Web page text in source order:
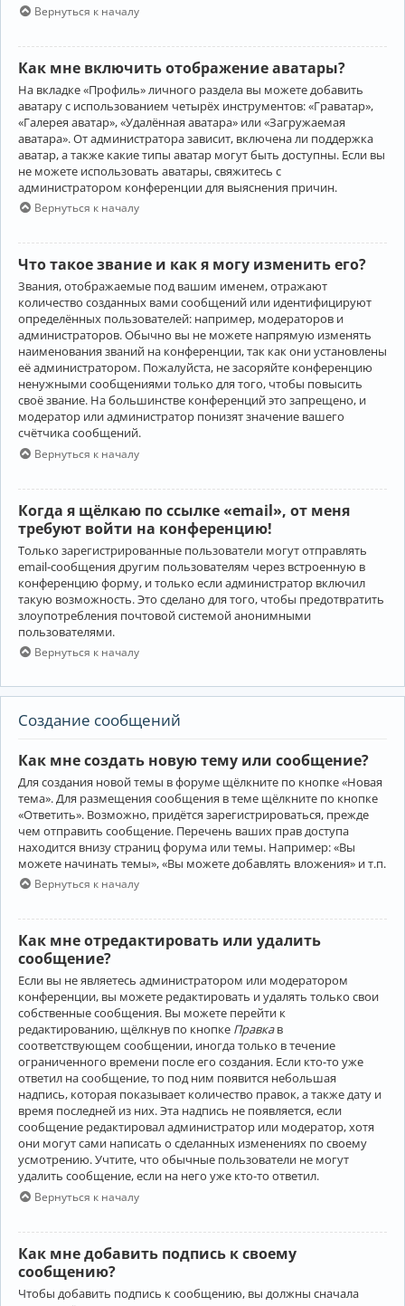
Вернуться к началу
Как мне включить отображение аватары?
На вкладке «Профиль» личного раздела вы можете добавить
аватару с использованием четырёх инструментов: «Граватар»,
«Галерея аватар», «Удалённая аватара» или «Загружаемая
аватара». От администратора зависит, включена ли поддержка
аватар, а также какие типы аватар могут быть доступны. Если вы
не можете использовать аватары, свяжитесь с
администратором конференции для выяснения причин.
Вернуться к началу
Что такое звание и как я могу изменить его?
Звания, отображаемые под вашим именем, отражают
количество созданных вами сообщений или идентифицируют
определённых пользователей: например, модераторов и
администраторов. Обычно вы не можете напрямую изменять
наименования званий на конференции, так как они установлены
её администратором. Пожалуйста, не засоряйте конференцию
ненужными сообщениями только для того, чтобы повысить
своё звание. На большинстве конференций это запрещено, и
модератор или администратор понизят значение вашего
счётчика сообщений.
Вернуться к началу
Когда я щёлкаю по ссылке «email», от меня
требуют войти на конференцию!
Только зарегистрированные пользователи могут отправлять
email-сообщения другим пользователям через встроенную в
конференцию форму, и только если администратор включил
такую возможность. Это сделано для того, чтобы предотвратить
злоупотребления почтовой системой анонимными
пользователями.
Вернуться к началу
Создание сообщений
Как мне создать новую тему или сообщение?
Для создания новой темы в форуме щёлкните по кнопке «Новая
тема». Для размещения сообщения в теме щёлкните по кнопке
«Ответить». Возможно, придётся зарегистрироваться, прежде
чем отправить сообщение. Перечень ваших прав доступа
находится внизу страниц форума или темы. Например: «Вы
можете начинать темы», «Вы можете добавлять вложения» и т.п.
Вернуться к началу
Как мне отредактировать или удалить
сообщение?
Если вы не являетесь администратором или модератором
конференции, вы можете редактировать и удалять только свои
собственные сообщения. Вы можете перейти к
редактированию, щёлкнув по кнопке Правкав
соответствующем сообщении, иногда только в течение
ограниченного времени после его создания. Если кто-то уже
ответил на сообщение, то под ним появится небольшая
надпись, которая показывает количество правок, а также дату и
время последней из них. Эта надпись не появляется, если
сообщение редактировал администратор или модератор, хотя
они могут сами написать о сделанных изменениях по своему
усмотрению. Учтите, что обычные пользователи не могут
удалить сообщение, если на него уже кто-то ответил.
Вернуться к началу
Как мне добавить подпись к своему
сообщению?
Чтобы добавить подпись к сообщению, вы должны сначала